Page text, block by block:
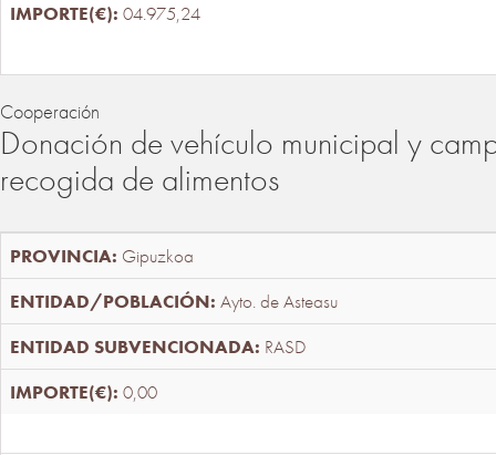
04.975,24
Cooperación
Donación de vehículo municipal y
recogida de alimentos
Gipuzkoa
Ayto. de Asteasu
RASD
0,00